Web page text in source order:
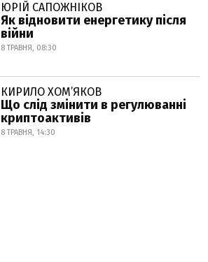
ЮРІЙ САПОЖНІКОВ
Як відновити енергетику після
війни
8 ТРАВНЯ, 08:30
КИРИЛО ХОМ’ЯКОВ
Що слід змінити в регулюванні
криптоактивів
8 ТРАВНЯ, 14:30